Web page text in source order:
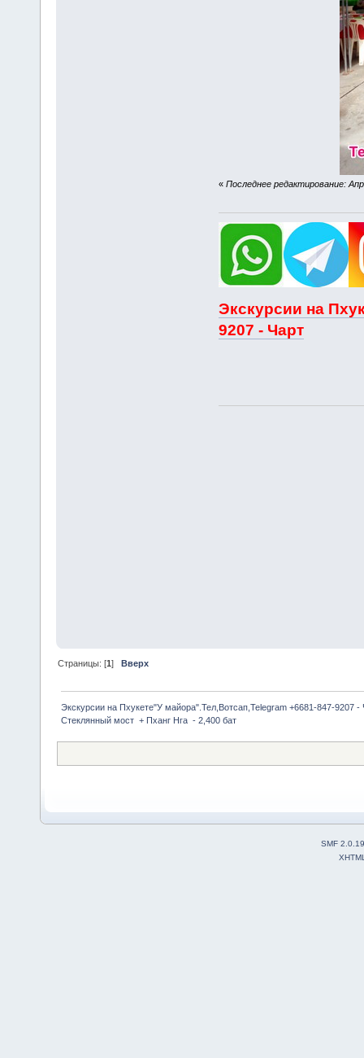
« Последнее редактирование:
Экскурсии на
9207 - Чарт
Страницы: [1]Вверх
Экскурсии на Пхукете"У майора".Тел,Вотсап,Telegram +6681-847-9207 -
Стеклянный мост  + Пханг Нга  - 2,400 бат
SMF 2.0.19